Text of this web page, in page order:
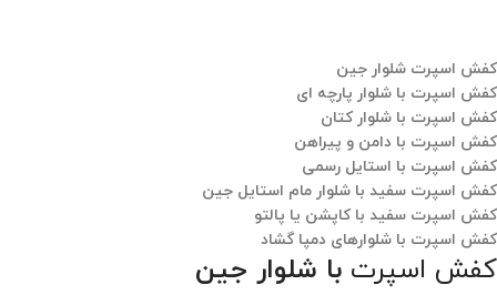
کفش اسپرت شلوار جین
کفش اسپرت با شلوار پارچه ای
کفش اسپرت با شلوار کتان
کفش اسپرت با دامن و پیراهن
کفش اسپرت با استایل رسمی
کفش اسپرت سفید با شلوار مام استایل جین
کفش اسپرت سفید با کاپشن یا پالتو
کفش اسپرت با شلوارهای دمپا گشاد
کفش اسپرت با شلوار جین